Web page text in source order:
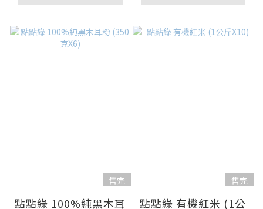
售完
點點綠 100%純黑木耳
售完
點點綠 有機紅米 (1公